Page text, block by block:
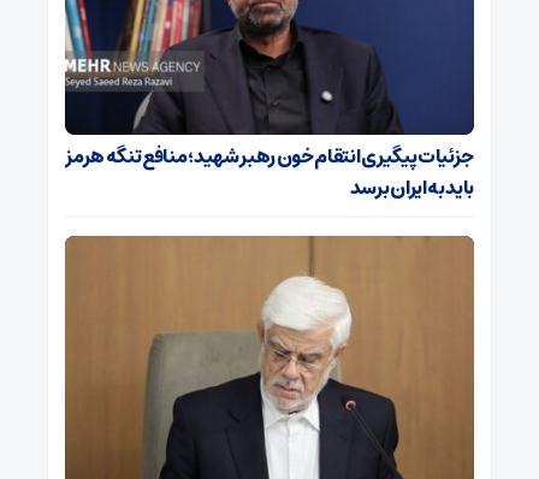
جزئیات پیگیری انتقام خون رهبر شهید؛ منافع تنگه هرمز
باید به ایران برسد